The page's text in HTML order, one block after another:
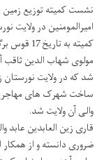
نشست کمیته توزیع زمین
امیرالمومنین در ولایت
کمیته به تاریخ 17 قوس برگزارشد.
مولوی شهاب الدین ثاقب
شد که در ولایت نورستان
ساخت شهرک های
والی آن ولایت شد.
قاری زین العابدین
ضروری دانسته و از